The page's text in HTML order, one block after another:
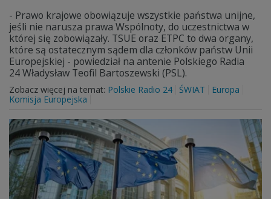
- Prawo krajowe obowiązuje wszystkie państwa unijne,
jeśli nie narusza prawa Wspólnoty, do uczestnictwa w
której się zobowiązały. TSUE oraz ETPC to dwa organy,
które są ostatecznym sądem dla członków państw Unii
Europejskiej - powiedział na antenie Polskiego Radia
24 Władysław Teofil Bartoszewski (PSL).
Zobacz więcej na temat: Polskie Radio 24 ŚWIAT
Europa
Komisja Europejska